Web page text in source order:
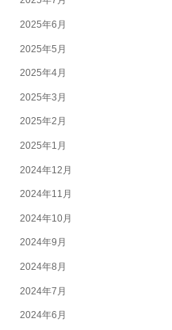
2025年6月
2025年5月
2025年4月
2025年3月
2025年2月
2025年1月
2024年12月
2024年11月
2024年10月
2024年9月
2024年8月
2024年7月
2024年6月